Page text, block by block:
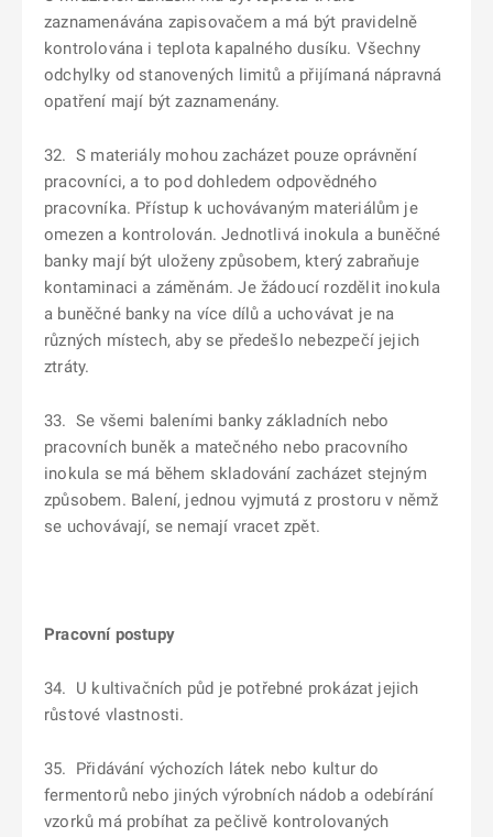
zaznamenávána zapisovačem a má být pravidelně
kontrolována i teplota kapalného dusíku. Všechny
odchylky od stanovených limitů a přijímaná nápravná
opatření mají být zaznamenány.
32. S materiály mohou zacházet pouze oprávnění
pracovníci, a to pod dohledem odpovědného
pracovníka. Přístup k uchovávaným materiálům je
omezen a kontrolován. Jednotlivá inokula a buněčné
banky mají být uloženy způsobem, který zabraňuje
kontaminaci a záměnám. Je žádoucí rozdělit inokula
a buněčné banky na více dílů a uchovávat je na
různých místech, aby se předešlo nebezpečí jejich
ztráty.
33. Se všemi baleními banky základních nebo
pracovních buněk a matečného nebo pracovního
inokula se má během skladování zacházet stejným
způsobem. Balení, jednou vyjmutá z prostoru v němž
se uchovávají, se nemají vracet zpět.
Pracovní postupy
34. U kultivačních půd je potřebné prokázat jejich
růstové vlastnosti.
35. Přidávání výchozích látek nebo kultur do
fermentorů nebo jiných výrobních nádob a odebírání
vzorků má probíhat za pečlivě kontrolovaných